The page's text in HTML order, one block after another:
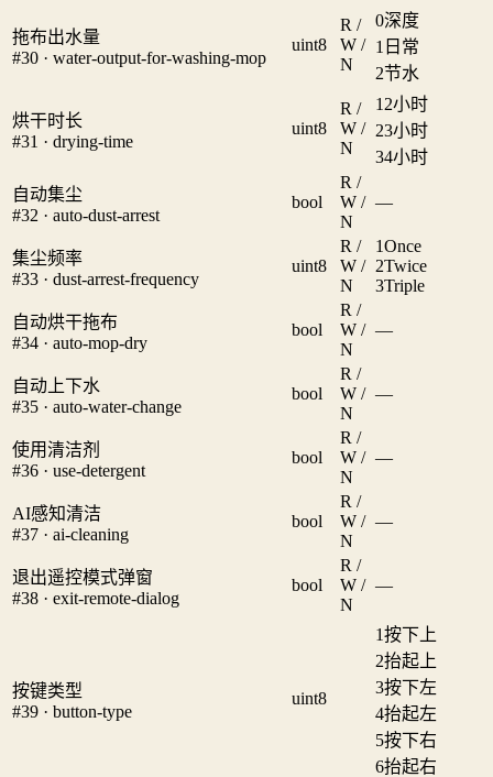
拖布出水量
#30 · water-output-for-washing-mop
uint8
R /
W /
N
0深度
1 日常
2节水
烘干时长
#31 · drying-time
uint8
R /
W /
N
1 2小时
23小时
34小时
自动集尘
#32 · auto-dust-arrest
bool
R /
W /
N
—
集尘频率
#33 · dust-arrest-frequency
uint8
R /
W /
N
1Once
2Twice
3Triple
自动烘干拖布
#34 · auto-mop-dry
bool
R /
W /
N
—
自动上下水
#35 · auto-water-change
bool
R /
W /
N
—
使用清洁剂
#36 · use-detergent
bool
R /
W /
N
—
AI感知清洁
#37 · ai-cleaning
bool
R /
W /
N
—
退出遥控模式弹窗
#38 · exit-remote-dialog
bool
R /
W /
N
—
按键类型
#39 · button-type
uint8
1按下上
2抬起上
3按下左
4抬起左
5按下右
6抬起右